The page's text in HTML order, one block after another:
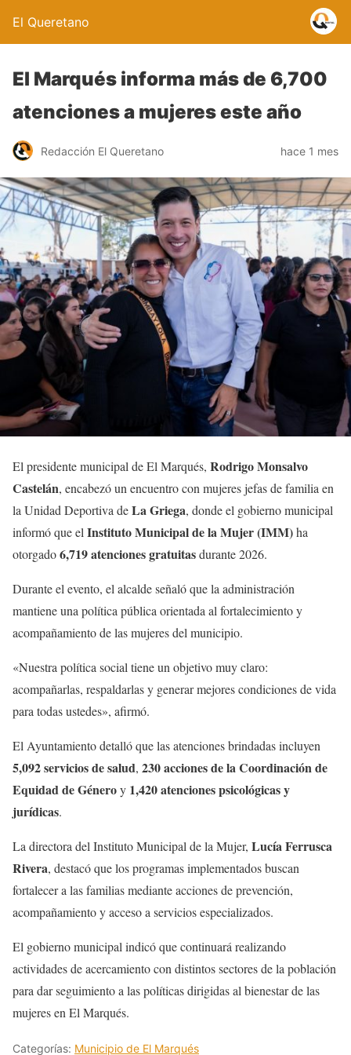
El Queretano
El Marqués informa más de 6,700
atenciones a mujeres este año
Redacción El Queretano hace 1 mes
El presidente municipal de El Marqués, Rodrigo Monsalvo
Castelán, encabezó un encuentro con mujeres jefas de familia en
la Unidad Deportiva deLa Griega, donde el gobierno municipal
informó que el Instituto Municipal de la Mujer (IMM)ha
otorgado6,719 atenciones gratuitasdurante 2026.
Durante el evento, el alcalde señaló que la administración
mantiene una política pública orientada al fortalecimiento y
acompañamiento de las mujeres del municipio.
«Nuestra política social tiene un objetivo muy claro:
acompañarlas, respaldarlas y generar mejores condiciones de vida
para todas ustedes», afirmó.
El Ayuntamiento detalló que las atenciones brindadas incluyen
5,092 servicios de salud, 230 acciones de la Coordinación de
Equidad de Géneroy 1,420 atenciones psicológicas y
jurídicas.
La directora del Instituto Municipal de la Mujer, Lucía Ferrusca
Rivera, destacó que los programas implementados buscan
fortalecer a las familias mediante acciones de prevención,
acompañamiento y acceso a servicios especializados.
El gobierno municipal indicó que continuará realizando
actividades de acercamiento con distintos sectores de la población
para dar seguimiento a las políticas dirigidas al bienestar de las
mujeres en El Marqués.
Categorías: Municipio de El Marqués